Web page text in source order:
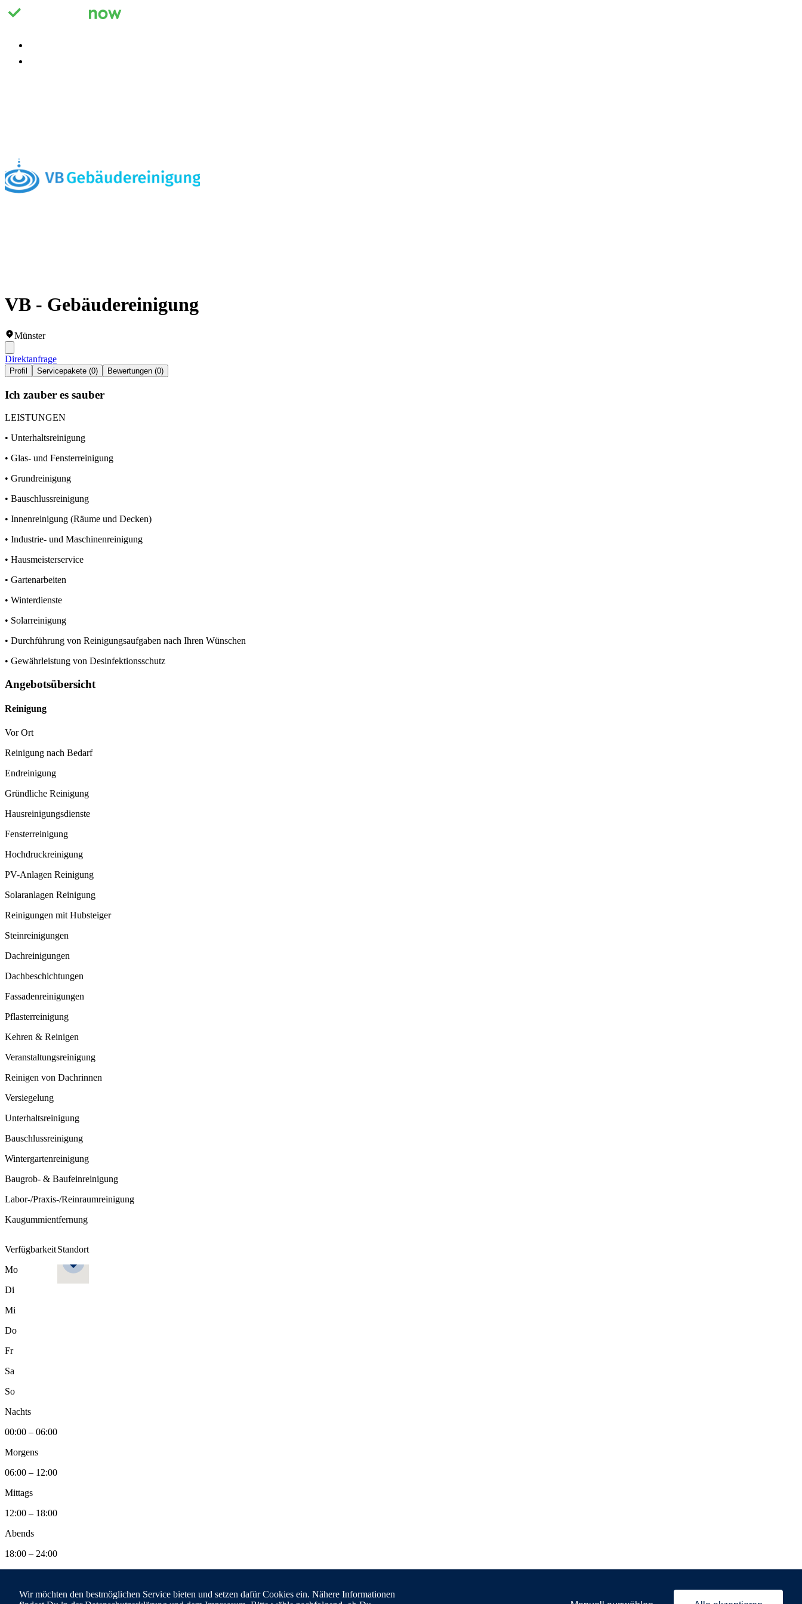
VB - Gebäudereinigung
Münster
Direktanfrage
Profil Servicepakete (0) Bewertungen (0)
Ich zauber es sauber
LEISTUNGEN
• Unterhaltsreinigung
• Glas- und Fensterreinigung
• Grundreinigung
• Bauschlussreinigung
• Innenreinigung (Räume und Decken)
• Industrie- und Maschinenreinigung
• Hausmeisterservice
• Gartenarbeiten
• Winterdienste
• Solarreinigung
• Durchführung von Reinigungsaufgaben nach Ihren Wünschen
• Gewährleistung von Desinfektionsschutz
Angebotsübersicht
Reinigung
Vor Ort
Reinigung nach Bedarf
Endreinigung
Gründliche Reinigung
Hausreinigungsdienste
Fensterreinigung
Hochdruckreinigung
PV-Anlagen Reinigung
Solaranlagen Reinigung
Reinigungen mit Hubsteiger
Steinreinigungen
Dachreinigungen
Dachbeschichtungen
Fassadenreinigungen
Pflasterreinigung
Kehren & Reinigen
Veranstaltungsreinigung
Reinigen von Dachrinnen
Versiegelung
Unterhaltsreinigung
Bauschlussreinigung
Wintergartenreinigung
Baugrob- & Baufeinreinigung
Labor-/Praxis-/Reinraumreinigung
Kaugummientfernung
Verfügbarkeit
Mo
Di
Mi
Do
Fr
Sa
So
Nachts
00:00 – 06:00
Morgens
06:00 – 12:00
Mittags
12:00 – 18:00
Abends
18:00 – 24:00
Standort
Wir möchten den bestmöglichen Service bieten und setzen dafür Cookies ein. Nähere Informationen